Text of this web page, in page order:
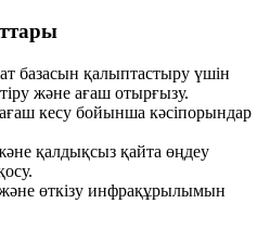
базасын қалыптастыру үшін
және ағаш отырғызу.
кесу бойынша кәсіпорындар
қалдықсыз қайта өңдеу
өткізу инфрақұрылымын